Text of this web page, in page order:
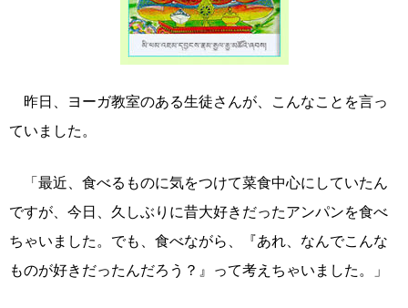
昨日、ヨーガ教室のある生徒さんが、こんなことを言っ
ていました。
「最近、食べるものに気をつけて菜食中心にしていたん
ですが、今日、久しぶりに昔大好きだったアンパンを食べ
ちゃいました。でも、食べながら、『あれ、なんでこんな
ものが好きだったんだろう？』って考えちゃいました。」